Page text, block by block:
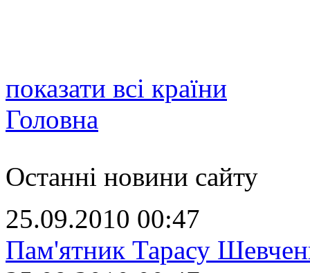
показати всі країни
Головна
Останні новини сайту
25.09.2010 00:47
Пам'ятник Тарасу